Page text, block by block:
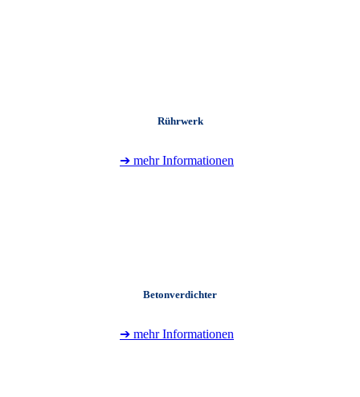
Rührwerk
➔ mehr Informationen
Betonverdichter
➔ mehr Informationen